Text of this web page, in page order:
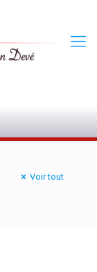
Voir tout